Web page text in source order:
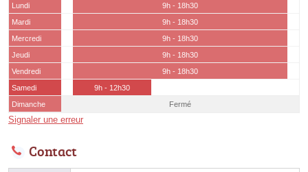
Lundi
9h - 18h30
Mardi
9h - 18h30
Mercredi
9h - 18h30
Jeudi
9h - 18h30
Vendredi
9h - 18h30
Samedi
9h - 12h30
Dimanche
Fermé
Signaler une erreur
Contact